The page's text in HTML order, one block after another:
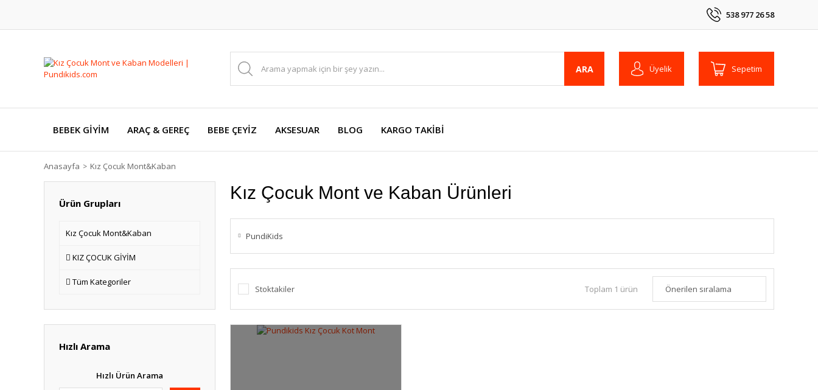
538 977 26 58
ARA Üyelik Sepetim
BEBEK GİYİM ARAÇ & GEREÇ BEBE ÇEYİZ AKSESUAR BLOG KARGO TAKİBİ
Anasayfa Kız Çocuk Mont&Kaban
Ürün Grupları
Kız Çocuk Mont&Kaban
KIZ ÇOCUK GİYİM
Tüm Kategoriler
Hızlı Arama
Hızlı Ürün Arama
Kız Çocuk Mont ve Kaban Ürünleri
PundiKids
Stoktakiler Toplam 1 ürün